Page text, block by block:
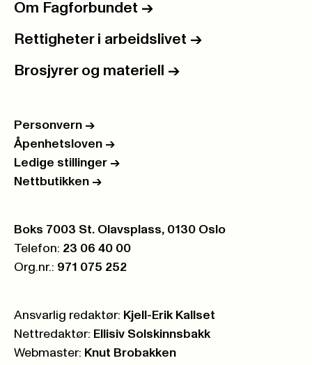
Om Fagforbundet ->
Rettigheter i arbeidslivet ->
Brosjyrer og materiell ->
Personvern ->
Åpenhetsloven ->
Ledige stillinger ->
Nettbutikken ->
Postboks:
Boks 7003 St. Olavsplass, 0130 Oslo
Telefon: 23 06 40 00
Org.nr.: 971 075 252
Ansvarlig redaktør: Kjell-Erik Kallset
Nettredaktør: Ellisiv Solskinnsbakk
Webmaster: Knut Brobakken